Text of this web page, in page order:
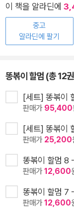
이 책을 알라딘에
중고
알라딘에 팔기
똥볶이 할멈 (총 12
[세트] 똥볶이
판매가 95,400
[세트] 똥볶이
판매가 25,200
똥볶이 할멈 8
판매가12,600
똥볶이 할멈 7
판매가12,600